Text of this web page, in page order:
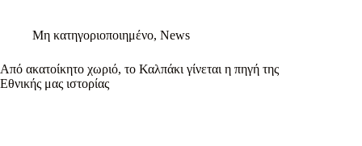
Μη κατηγοριοποιημένο, News
Από ακατοίκητο χωριό, το Καλπάκι γίνεται η πηγή της
Εθνικής μας ιστορίας